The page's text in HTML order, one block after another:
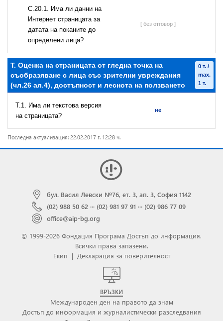
С.20.1. Има ли данни на
Интернет страницата за
датата на поканите до
определени лица?
[ без отговор ]
T. Оценка на страницата от гледна точка на
съобразяване с лица със зрителни увреждания
(чл.26 ал.4), достъпност и леснота на ползването
0 т. /
max.
1 т.
T.1. Има ли текстова версия
на страницата?
не
Последна актуализация: 22.02.2017 г. 12:28 ч.
бул. Васил Левски №76, ет. 3, ап. 3, София 1142
(02) 988 50 62 ··· (02) 981 97 91 ··· (02) 986 77 09
office@aip-bg.org
© 1999-2026 Фондация Програма Достъп до информация.
Всички права запазени.
Екип | Декларация за поверителност
ВРЪЗКИ
Международен ден на правото да знам
Достъп до информация и журналистически разследвания